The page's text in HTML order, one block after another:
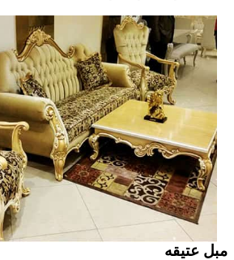
مبل عتیقه